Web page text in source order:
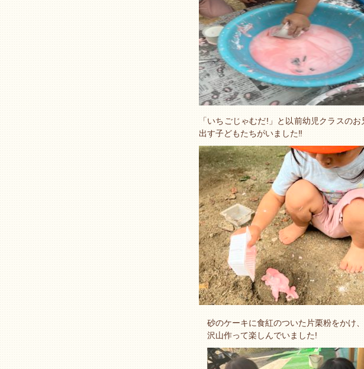
「いちごじゃむだ!」と以前幼児クラスの
出す子どもたちがいました‼︎
砂のケーキに食紅のついた片栗粉をかけ
沢山作って楽しんでいました!